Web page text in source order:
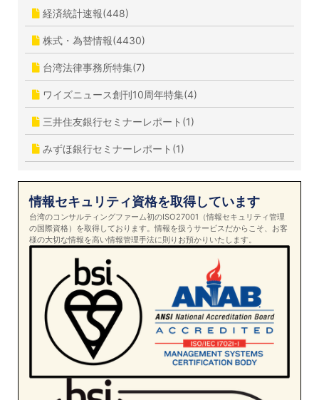
経済統計速報(448)
株式・為替情報(4430)
台湾法律事務所特集(7)
ワイズニュース創刊10周年特集(4)
三井住友銀行セミナーレポート(1)
みずほ銀行セミナーレポート(1)
情報セキュリティ資格を取得しています
台湾のコンサルティングファーム初のISO27001（情報セキュリティ管理
の国際資格）を取得しております。情報を扱うサービスだからこそ、お客
様の大切な情報を高い情報管理手法に則りお預かりいたします。